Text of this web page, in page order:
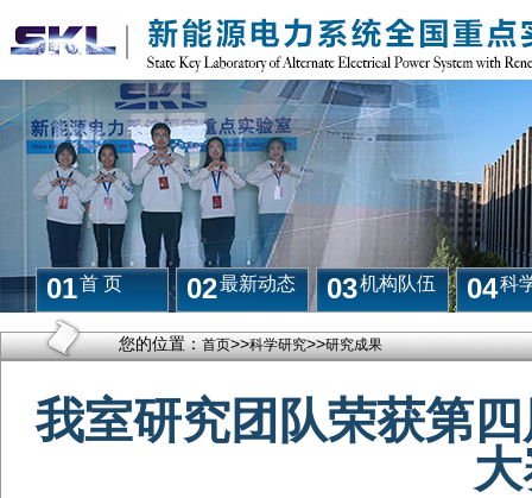
01首 页 02最新动态 03机构队伍 04科
您的位置：首页>>科学研究>>研究成果
我室研究团队荣获第